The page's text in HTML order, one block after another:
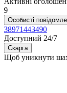
9
Особисті
38971443490
Доступний 24/7
Скарга
Щоб уникнути